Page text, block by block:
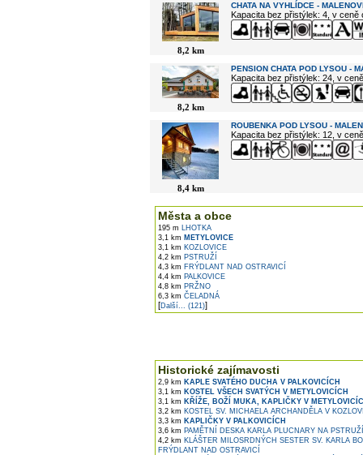
8,2 km
CHATA NA VYHLÍDCE -
Kapacita bez přistýlek: 4, v ceně
8,2 km
PENSION CHATA POD LYSOU -
Kapacita bez přistýlek: 24, v
8,4 km
ROUBENKA POD LYSOU -
Kapacita bez přistýlek: 12, v
Města a obce
195 m LHOTKA
3,1 km METYLOVICE
3,1 km KOZLOVICE
4,2 km PSTRUŽÍ
4,3 km FRÝDLANT NAD OSTRAVICÍ
4,4 km PALKOVICE
4,8 km PRŽNO
6,3 km ČELADNÁ
[Další... (121)]
Historické zajímavosti
2,9 km KAPLE SVATÉHO DUCHA V PALKOVICÍCH
3,1 km KOSTEL VŠECH SVATÝCH V METYLOVICÍCH
3,1 km KŘÍŽE, BOŽÍ MUKA, KAPLIČKY V
3,2 km KOSTEL SV. MICHAELA ARCHANDĚLA V
3,3 km KAPLIČKY V PALKOVICÍCH
3,6 km PAMĚTNÍ DESKA KARLA PLUCNARY NA PSTRUŽÍ
4,2 km KLÁŠTER MILOSRDNÝCH SESTER SV. KARLA
FRÝDLANT NAD OSTRAVICÍ